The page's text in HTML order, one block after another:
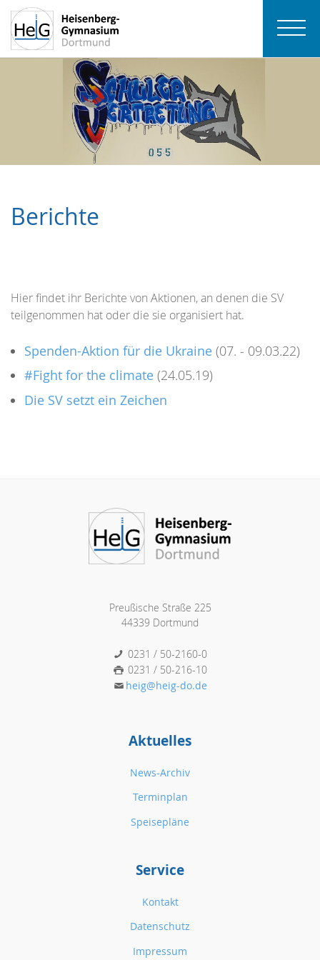
Berichte
Hier findet ihr Berichte von Aktionen, an denen die SV
teilgenommen hat oder die sie organisiert hat.
Spenden-Aktion für die Ukraine (07. - 09.03.22)
#Fight for the climate (24.05.19)
Die SV setzt ein Zeichen
Preußische Straße 225
44339 Dortmund
0231 / 50-2160-0
0231 / 50-216-10
heig@heig-do.de
Aktuelles
News-Archiv
Terminplan
Speisepläne
Service
Kontakt
Datenschutz
Impressum